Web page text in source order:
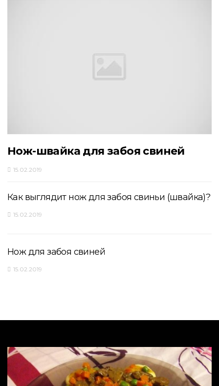
Нож-швайка для забоя свиней
15.02.2019
Как выглядит нож для забоя свиньи (швайка)?
15.02.2019
Нож для забоя свиней
15.02.2019